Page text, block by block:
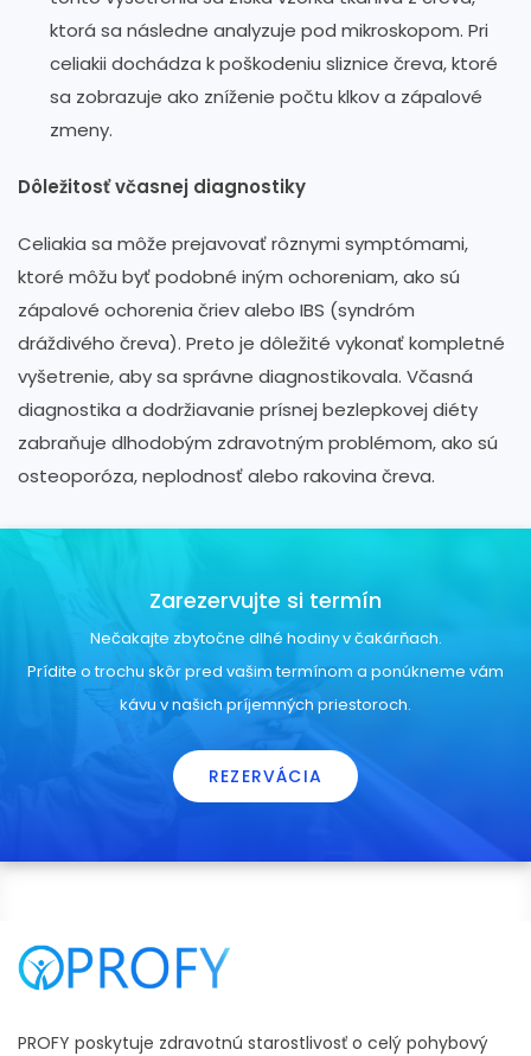
ktorá sa následne analyzuje pod mikroskopom. Pri
celiakii dochádza k poškodeniu sliznice čreva, ktoré
sa zobrazuje ako zníženie počtu klkov a zápalové
zmeny.
Dôležitosť včasnej diagnostiky
Celiakia sa môže prejavovať rôznymi symptómami,
ktoré môžu byť podobné iným ochoreniam, ako sú
zápalové ochorenia čriev alebo IBS (syndróm
dráždivého čreva). Preto je dôležité vykonať kompletné
vyšetrenie, aby sa správne diagnostikovala. Včasná
diagnostika a dodržiavanie prísnej bezlepkovej diéty
zabraňuje dlhodobým zdravotným problémom, ako sú
osteoporóza, neplodnosť alebo rakovina čreva.
Zarezervujte si termín
Nečakajte zbytočne dlhé hodiny v čakárňach.
Prídite o trochu skôr pred vašim termínom a ponúkneme vám
kávu v našich príjemných priestoroch.
REZERVÁCIA
PROFY poskytuje zdravotnú starostlivosť o celý pohybový